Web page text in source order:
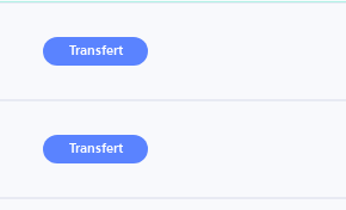
Transfert
Transfert